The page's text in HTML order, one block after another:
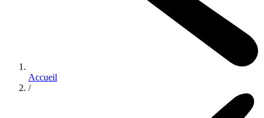
Accueil
/